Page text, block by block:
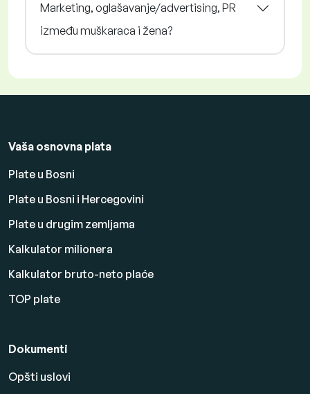
Marketing, oglašavanje/advertising, PR
između muškaraca i žena?
Vaša osnovna plata
Plate u Bosni
Plate u Bosni i Hercegovini
Plate u drugim zemljama
Kalkulator milionera
Kalkulator bruto-neto plaće
TOP plate
Dokumenti
Opšti uslovi